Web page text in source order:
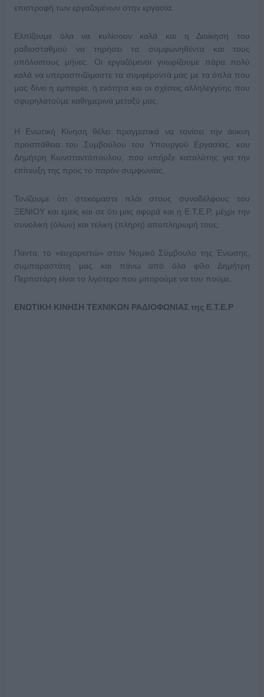
επιστροφή των εργαζομένων στην εργασία.
Ελπίζουμε όλα να κυλίσουν καλά και η Διοίκηση του
ραδιοσταθμού να τηρήσει τα συμφωνηθέντα και τους
υπόλοιπους μήνες. Οι εργαζόμενοι γνωρίζουμε πάρα πολύ
καλά να υπερασπιζόμαστε τα συμφέροντά μας με τα όπλα που
μας δίνει η εμπειρία, η ενότητα και οι σχέσεις αλληλεγγύης που
σφυρηλατούμε καθημερινά μεταξύ μας.
Η Ενωτική Κίνηση θέλει πραγματικά να τονίσει την άοκνη
προσπάθεια του Συμβούλου του Υπουργού Εργασίας, κου
Δημήτρη Κωνσταντόπουλου, που υπήρξε καταλύτης για την
επίτευξη της προς το παρόν συμφωνίας.
Τονίζουμε ότι στεκόμαστε πλάι στους συναδέλφους του
ΞΕΝΙΟΥ και εμείς και σε ότι μας αφορά και η Ε.Τ.Ε.Ρ, μέχρι την
συνολική (όλων) και τελική (πλήρη) αποπληρωμή τους.
Πάντα, το «ευχαριστώ» στον Νομικό Σύμβουλο της Ένωσης,
συμπαραστάτη μας και πάνω από όλα φίλο Δημήτρη
Περπατάρη είναι το λιγότερο που μπορούμε να του πούμε.
ΕΝΩΤΙΚΗ ΚΙΝΗΣΗ ΤΕΧΝΙΚΩΝ ΡΑΔΙΟΦΩΝΙΑΣ της Ε.Τ.Ε.Ρ